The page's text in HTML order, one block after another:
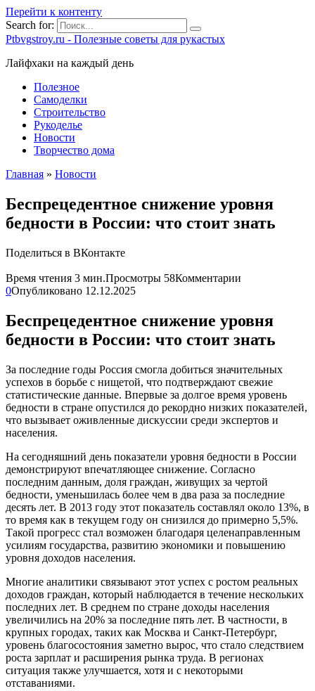
Перейти к контенту
Search for:
Ptbvgstroy.ru - Полезные советы для рукастых
Лайфхаки на каждый день
Полезное
Самоделки
Строительство
Рукоделье
Новости
Творчество дома
Главная » Новости
Беспрецедентное снижение уровня
бедности в России: что стоит знать
Поделиться в ВКонтакте
Время чтения 3 мин.Просмотры 58Комментарии
0Опубликовано 12.12.2025
Беспрецедентное снижение уровня
бедности в России: что стоит знать
За последние годы Россия смогла добиться значительных
успехов в борьбе с нищетой, что подтверждают свежие
статистические данные. Впервые за долгое время уровень
бедности в стране опустился до рекордно низких показателей,
что вызывает оживленные дискуссии среди экспертов и
населения.
На сегодняшний день показатели уровня бедности в России
демонстрируют впечатляющее снижение. Согласно
последним данным, доля граждан, живущих за чертой
бедности, уменьшилась более чем в два раза за последние
десять лет. В 2013 году этот показатель составлял около 13%, в
то время как в текущем году он снизился до примерно 5,5%.
Такой прогресс стал возможен благодаря целенаправленным
усилиям государства, развитию экономики и повышению
уровня доходов населения.
Многие аналитики связывают этот успех с ростом реальных
доходов граждан, который наблюдается в течение нескольких
последних лет. В среднем по стране доходы населения
увеличились на 20% за последние пять лет. В частности, в
крупных городах, таких как Москва и Санкт-Петербург,
уровень благосостояния заметно вырос, что стало следствием
роста зарплат и расширения рынка труда. В регионах
ситуация также улучшается, хотя и с некоторыми
отставаниями.